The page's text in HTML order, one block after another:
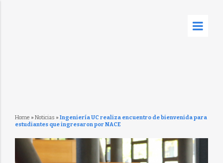
Home » Noticias » Ingeniería UC realiza encuentro de bienvenida para
estudiantes que ingresaron por NACE